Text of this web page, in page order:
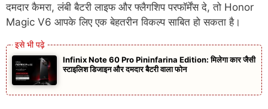
दमदार कैमरा, लंबी बैटरी लाइफ और फ्लैगशिप परफॉर्मेंस दे, तो Honor
Magic V6 आपके लिए एक बेहतरीन विकल्प साबित हो सकता है।
Infinix Note 60 Pro Pininfarina Edition: मिलेगा कार जैसी
स्टाइलिश डिजाइन और दमदार बैटरी वाला फोन